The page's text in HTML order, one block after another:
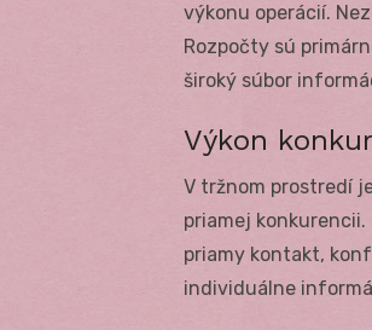
výkonu operácií.
Rozpočty sú
široký súbor
Výkon
V tržnom prostredí
priamej
priamy kontakt,
individuálne